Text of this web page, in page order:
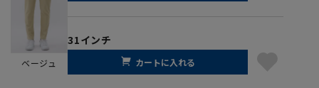
ベージュ
31インチ
カートに入れる